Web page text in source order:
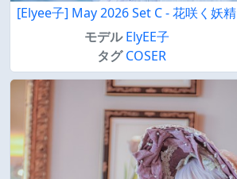
[Elyee子] May 2026 Set C - 花咲く妖精
モデル ElyEE子
タグ COSER